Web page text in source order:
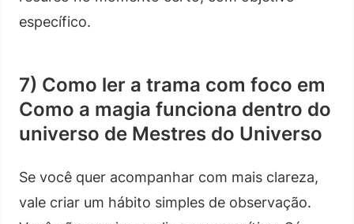
específico.
7) Como ler a trama com foco em
Como a magia funciona dentro do
universo de Mestres do Universo
Se você quer acompanhar com mais clareza,
vale criar um hábito simples de observação.